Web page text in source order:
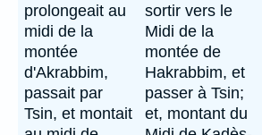
prolongeait au
midi de la
montée
d'Akrabbim,
passait par
Tsin, et montait
sortir vers le
Midi de la
montée de
Hakrabbim, et
passer à Tsin;
et, montant du